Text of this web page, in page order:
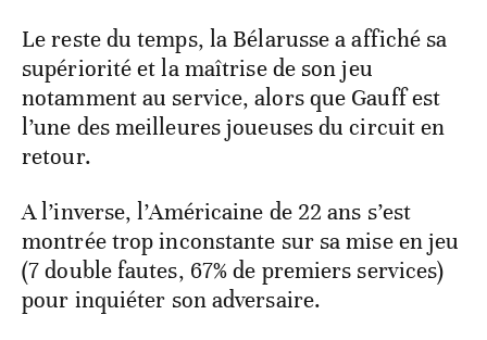
Le reste du temps, la Bélarusse a affiché sa
supériorité et la maîtrise de son jeu
notamment au service, alors que Gauff est
l’une des meilleures joueuses du circuit en
retour.
A l’inverse, l’Américaine de 22 ans s’est
montrée trop inconstante sur sa mise en jeu
(7 double fautes, 67% de premiers services)
pour inquiéter son adversaire.